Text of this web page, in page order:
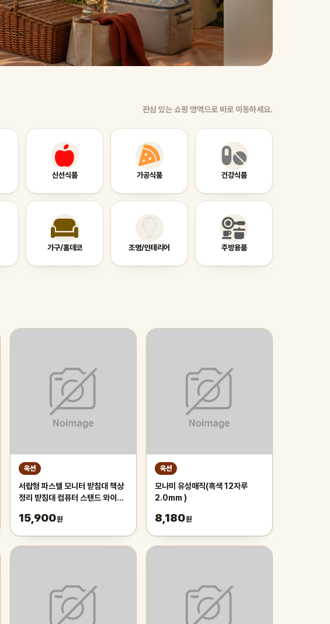
관심 있는 쇼핑 영역으로 바로 이동하세요.
신선식품 가공식품 건강식품
가구/홈데코 조명/인테리어 주방용품
옥션
서랍형 파스텔 모니터 받침대 책상
정리 받침대 컴퓨터 스탠드 와이드
15,900원
옥션
모나미 유성매직(흑색 12자루
2.0mm )
8,180원